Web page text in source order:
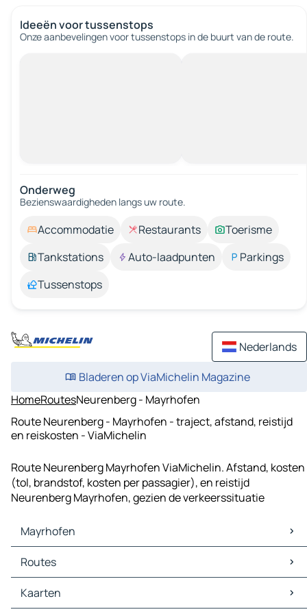
Ideeën voor tussenstops
Onze aanbevelingen voor tussenstops in de buurt van de route.
Onderweg
Bezienswaardigheden langs uw route.
Accommodatie Restaurants
Toerisme
Tankstations
Auto-laadpunten
Parkings
Tussenstops
Nederlands
Bladeren op ViaMichelin Magazine
HomeRoutesNeurenberg - Mayrhofen
Route Neurenberg - Mayrhofen - traject, afstand, reistijd
en reiskosten - ViaMichelin
Route Neurenberg Mayrhofen ViaMichelin. Afstand, kosten
(tol, brandstof, kosten per passagier), en reistijd
Neurenberg Mayrhofen, gezien de verkeerssituatie
Mayrhofen
Mayrhofen Kaarten
Mayrhofen Verkeer
Mayrhofen Hotels
Mayrhofen Restaurants
Routes
Routes Mayrhofen - Zell am Ziller
Routes Mayrhofen - Fügen
Kaarten